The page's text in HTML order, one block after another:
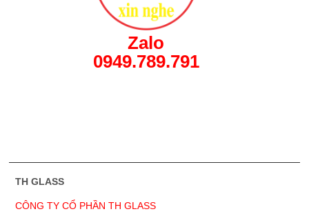
Zalo
0949.789.791
TH GLASS
CÔNG TY CỔ PHẦN TH GLASS